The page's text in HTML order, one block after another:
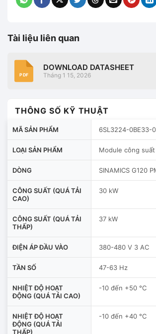
Tài liệu liên quan
PDF
DOWNLOAD DATASHEET
Tháng 1 15, 2026
THÔNG SỐ KỸ THUẬT
MÃ SẢN PHẨM 6SL3224-0BE33-
LOẠI SẢN PHẨM Module công suất
DÒNG SINAMICS G120
CÔNG SUẤT (QUÁ TẢI
CAO)
30 kW
CÔNG SUẤT (QUÁ TẢI
THẤP)
37 kW
ĐIỆN ÁP ĐẦU VÀO 380-480 V 3 AC
TẦN SỐ 47-63 Hz
NHIỆT ĐỘ HOẠT
ĐỘNG (QUÁ TẢI CAO)
-10 đến +50 °C
NHIỆT ĐỘ HOẠT
ĐỘNG (QUÁ TẢI
THẤP)
-10 đến +40 °C